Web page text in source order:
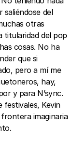
saliéndose del
otras
titularidad del pop
cosas. No ha
que si
pero a mí me
hay,
y para N’sync.
festivales, Kevin
imaginaria